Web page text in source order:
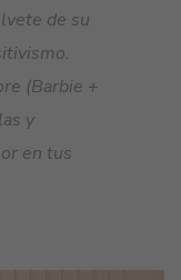
de su
(Barbie +
y
en tus